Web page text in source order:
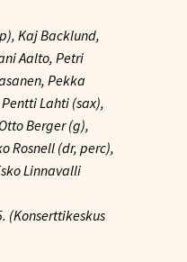
Kaj Backlund,
Aalto, Petri
Pekka
Lahti (sax),
Berger (g),
Rosnell (dr, perc),
Linnavalli
(Konserttikeskus